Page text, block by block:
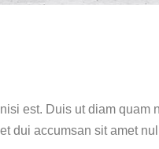
est. Duis ut diam quam
dui accumsan sit amet